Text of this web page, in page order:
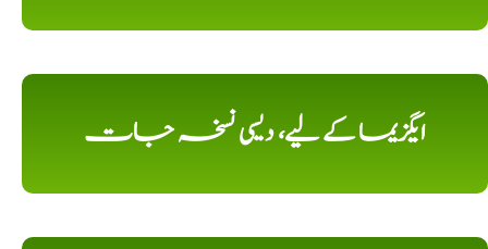
ایگزیما کے لیے، دیسی نسخہ جات